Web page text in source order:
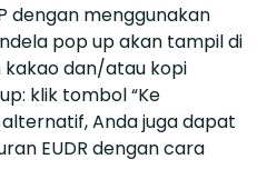
dengan menggunakan
pop up akan tampil di
kakao dan/atau kopi
klik tombol “Ke
alternatif, Anda juga dapat
EUDR dengan cara